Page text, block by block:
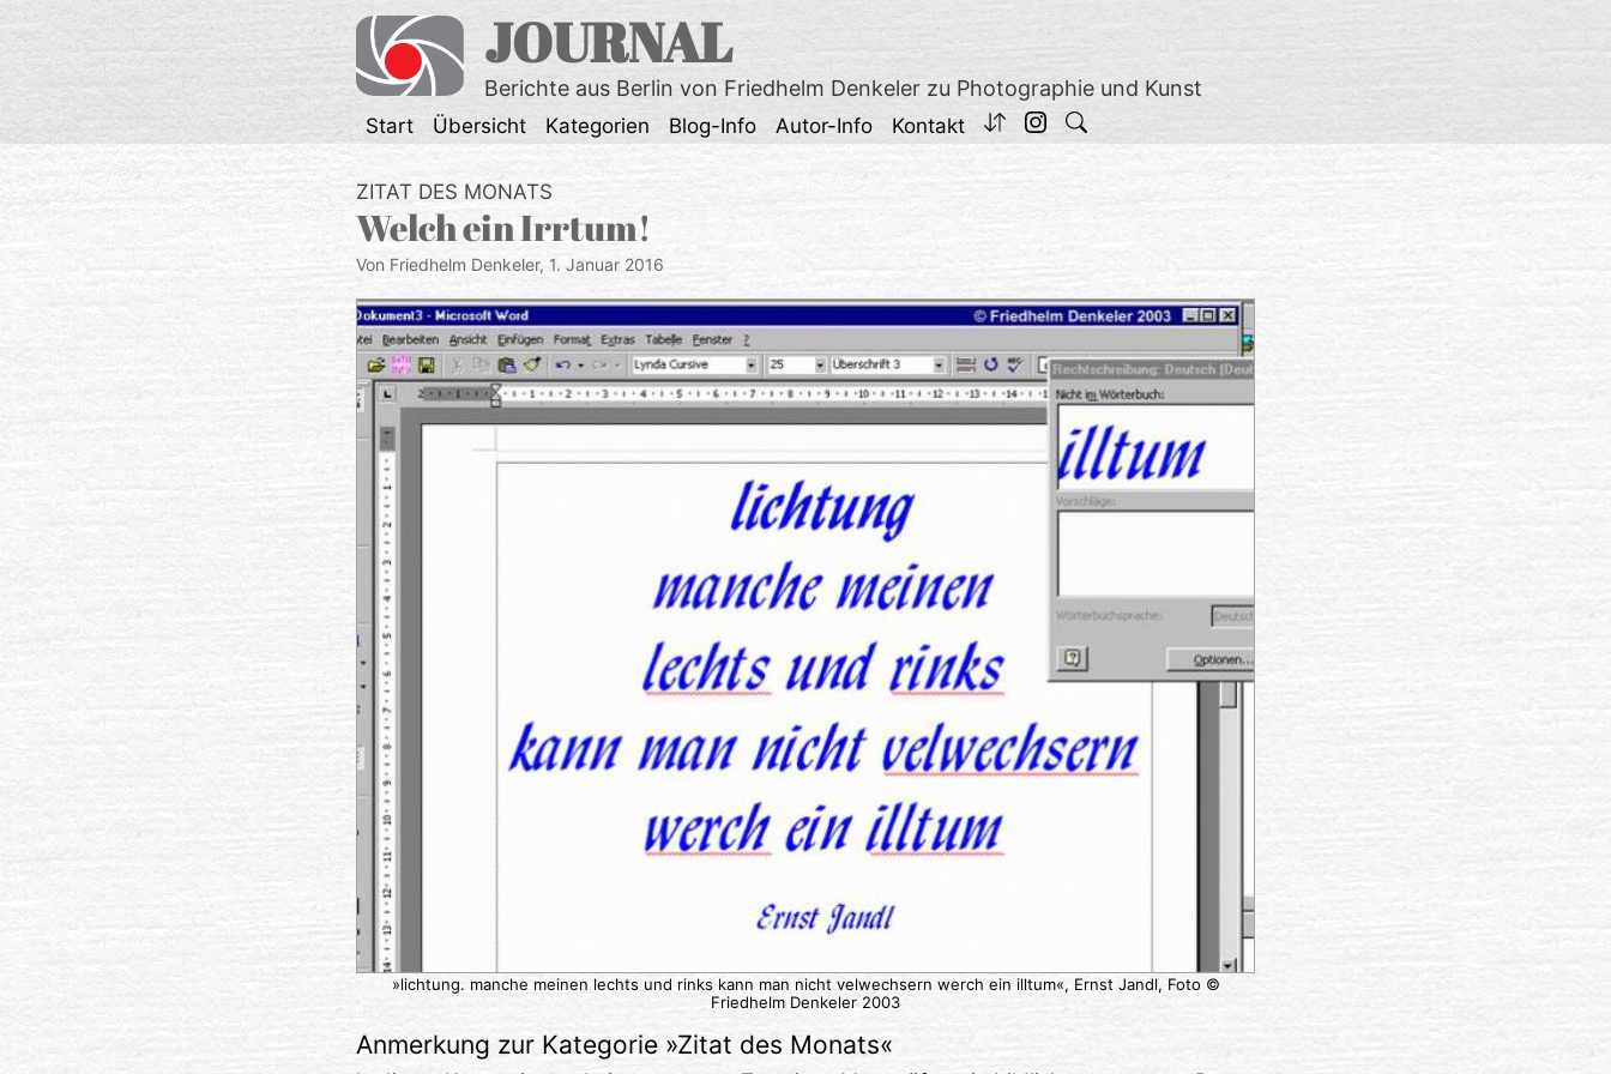
JOURNAL
Berichte aus Berlin von Friedhelm Denkeler zu Photographie und Kunst
Start Übersicht Kategorien Blog-Info Autor-Info Kontakt
ZITAT DES MONATS
Welch ein Irrtum!
Von Friedhelm Denkeler, 1. Januar 2016
»lichtung. manche meinen lechts und rinks kann man nicht velwechsern werch ein illtum«, Ernst Jandl, Foto ©
Friedhelm Denkeler 2003
Anmerkung zur Kategorie »Zitat des Monats«